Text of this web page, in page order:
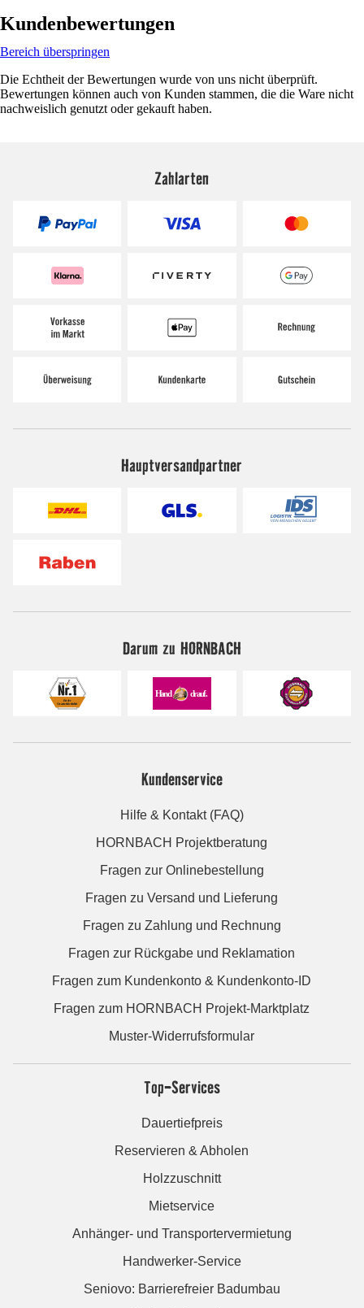
Kundenbewertungen
Bereich überspringen
Die Echtheit der Bewertungen wurde von uns nicht überprüft.
Bewertungen können auch von Kunden stammen, die die Ware nicht
nachweislich genutzt oder gekauft haben.
Zahlarten
Hauptversandpartner
Darum zu HORNBACH
Kundenservice
Hilfe & Kontakt (FAQ)
HORNBACH Projektberatung
Fragen zur Onlinebestellung
Fragen zu Versand und Lieferung
Fragen zu Zahlung und Rechnung
Fragen zur Rückgabe und Reklamation
Fragen zum Kundenkonto & Kundenkonto-ID
Fragen zum HORNBACH Projekt-Marktplatz
Muster-Widerrufsformular
Top-Services
Dauertiefpreis
Reservieren & Abholen
Holzzuschnitt
Mietservice
Anhänger- und Transportervermietung
Handwerker-Service
Seniovo: Barrierefreier Badumbau